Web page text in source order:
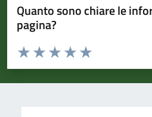
Quanto sono chiare le
pagina?
Valuta da 1 a 5 stelle la pagina
Valuta 5 stelle su
Valuta 4 stelle su 5
Valuta 3 stelle su 5
Valuta 2 stelle su 5
Valuta 1 stelle su 5